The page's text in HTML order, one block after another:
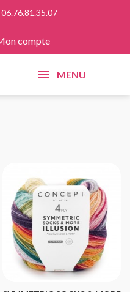
compte
MENU